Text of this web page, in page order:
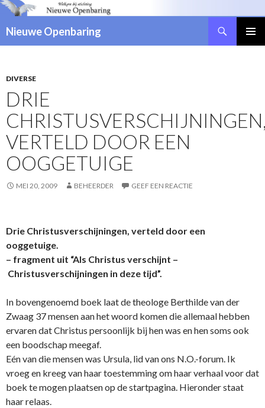
Nieuwe Openbaring
SPRINGEN
DIVERSE
DRIE
VERTELD DOOR EEN
OOGGETUIGE
MEI 20, 2009 BEHEERDER GEEF EEN REACTIE
Drie Christusverschijningen, verteld door een
ooggetuige.
– fragment uit “Als Christus verschijnt –
Christusverschijningen in deze tijd”.
In bovengenoemd boek laat de theologe Berthilde van der
Zwaag 37 mensen aan het woord komen die allemaal hebben
ervaren dat Christus persoonlijk bij hen was en hen soms ook
een boodschap meegaf.
Eén van die mensen was Ursula, lid van o­ns N.O.-forum. Ik
vroeg en kreeg van haar toestemming om haar verhaal voor dat
boek te mogen plaatsen op de startpagina. Hieronder staat
haar relaas.